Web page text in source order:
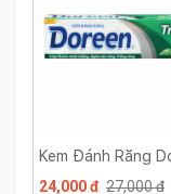
Kem Đánh Răng
Trà Xanh Hộp 180g
24,000 đ 27,000 đ